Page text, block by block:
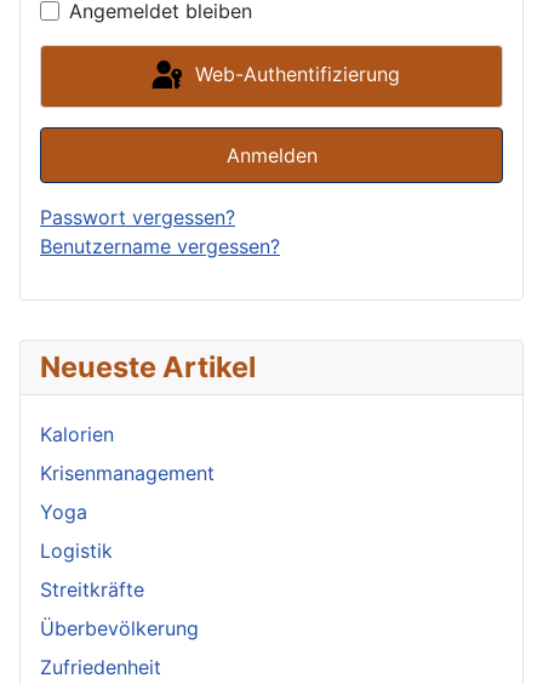
Neueste Artikel
Kalorien
Krisenmanagement
Yoga
Logistik
Streitkräfte
Überbevölkerung
Zufriedenheit
Angemeldet bleiben
Web-Authentifizierung
Anmelden
Passwort vergessen?
Benutzername vergessen?